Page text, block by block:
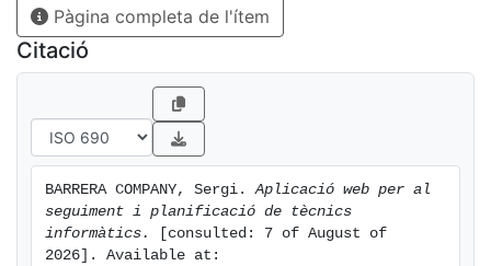
Pàgina completa de l'ítem
Citació
BARRERA COMPANY, Sergi. Aplicació web per al
seguiment i planificació de tècnics
informàtics.
[consulted: 7 of August of
2026]. Available at: